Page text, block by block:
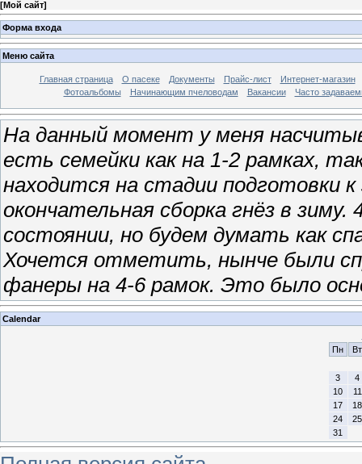
[Мой сайт]
Форма входа
Меню сайта
Главная страница О пасеке Документы Прайс-лист
Интернет-магазин
Фотоальбомы
Начинающим пчеловодам Вакансии Часто
На данный момент у меня
есть семейки как на 1-2 рамках,
находится на стадии подготовки
окончательная сборка гнёз в
состоянии, но будем думать как
Хочется отметить, нынче были
фанеры на 4-6 рамок. Это было
Calendar
Пн
Вт
3
4
10
11
17
18
24
25
31